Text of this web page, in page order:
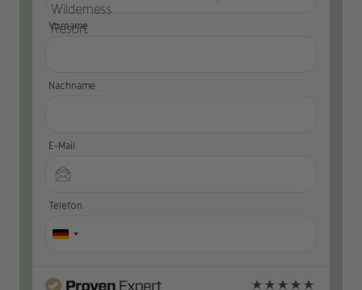
Vorname
Nachname
E-Mail
Telefon